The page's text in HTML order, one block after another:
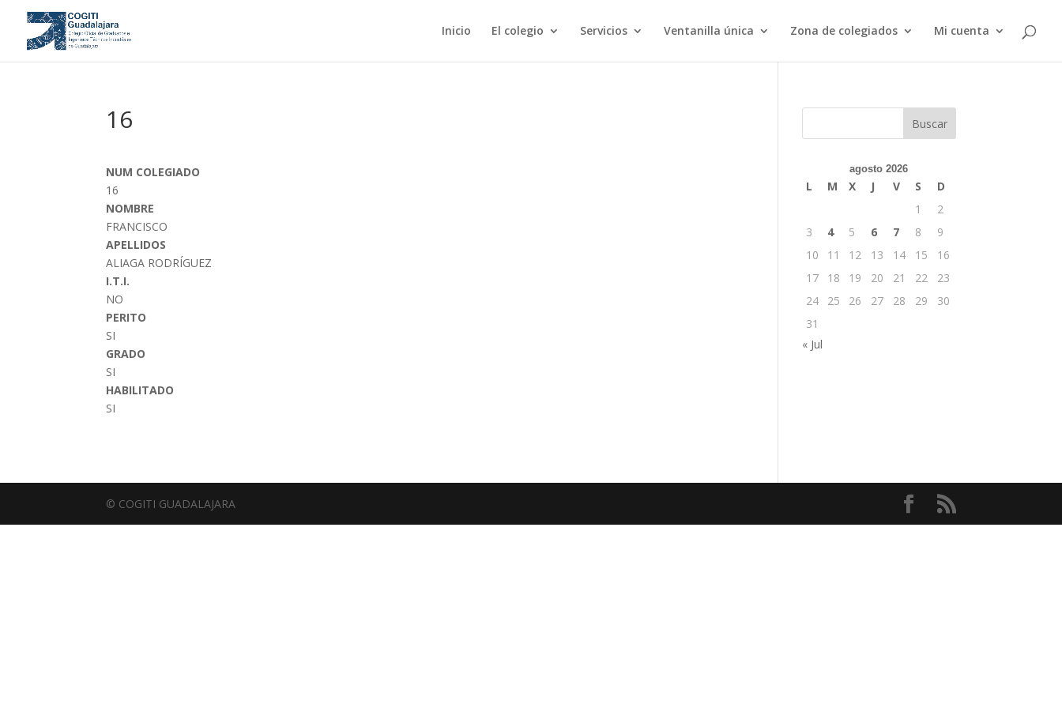
Inicio El colegio Servicios Ventanilla única Zona de colegiados Mi cuenta
16
NUM COLEGIADO
16
NOMBRE
FRANCISCO
APELLIDOS
ALIAGA RODRÍGUEZ
I.T.I.
NO
PERITO
SI
GRADO
SI
HABILITADO
SI
Buscar
agosto 2026
L M X J V S
D
1
2
3
4 5 6 7 8
9
10
11 12 13 14 15
16
17
18 19 20 21 22
23
24
25 26 27 28 29
30
31
« Jul
© COGITI GUADALAJARA